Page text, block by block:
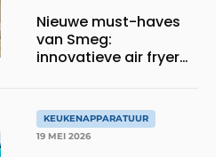
Nieuwe must-haves
van Smeg:
innovatieve air fryer
KEUKENAPPARATUUR
19 MEI 2026